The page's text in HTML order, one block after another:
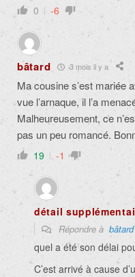
0 -6
bâtard 3 mois il y a
Ma cousine s’est mariée
vue l’arnaque, il l’a
Malheureusement, ce
pas un peu romancé.
19 -1
détail
Répondre à bâtard
quel a été son délai
C’est arrivé à cause